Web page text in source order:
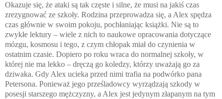
Okazuje się, że ataki są tak częste i silne, że musi na jakiś czas
zrezygnować ze szkoły. Rodzina przeprowadza się, a Alex spędza
czas głównie w swoim pokoju, pochłaniając książki. Nie są to
zwykłe lektury – wiele z nich to naukowe opracowania dotyczące
mózgu, kosmosu i tego, z czym chłopak miał do czynienia w
ostatnim czasie. Dopiero po roku wraca do normalnej szkoły, w
której nie ma lekko – dręczą go koledzy, którzy uważają go za
dziwaka. Gdy Alex ucieka przed nimi trafia na podwórko pana
Petersona. Ponieważ jego prześladowcy wyrządzają szkody w
posesji starszego mężczyzny, a Alex jest jedynym złapanym na tym